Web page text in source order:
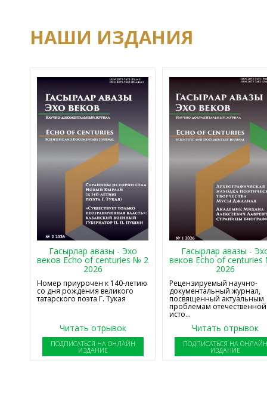
НАШИ ИЗДАНИЯ
Гасырлар авазы - Эхо
веков Echo of centuries № 2
2026
Номер приурочен к 140-летию
со дня рождения великого
татарского поэта Г. Тукая
Читать отрывок
ПОДПИСАТЬСЯ НА ОНЛАЙН
ИЗДАНИЕ
Гасырлар авазы -
веков Echo of
2026
Рецензируемый научно-
документальный журнал,
посвященный актуальным
проблемам отечественной
исто...
Читать отрывок
ПОДПИСАТЬСЯ НА
ИЗДАНИЕ